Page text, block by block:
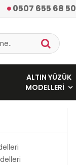
0507 655 68 50
ALTIN YÜZÜK
MODELLERI